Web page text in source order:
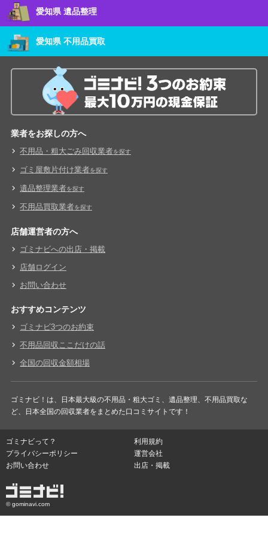
愛知県 遺品整理
愛知県 不用品買取
業者をお探しの方へ
不用品・粗大ごみ回収業者を探す
ゴミ屋敷片付け業者を探す
遺品整理業者を探す
不用品買取業者を探す
店舗運営者の方へ
ゴミナビへの出店・掲載
店舗ログイン
お問い合わせ
おすすめコンテンツ
ゴミナビ3つのお約束
不用品回収ここだけの話
全国の回収金額相場
ゴミナビ！は、日本最大級の不用品・粗大ゴミ、遺品整理、不用品買取な
ど、日本全国の回収業者をまとめた口コミサイトです！
ゴミナビって？
利用規約
プライバシーポリシー
運営会社
お問い合わせ
出店・掲載
© gominavi.com